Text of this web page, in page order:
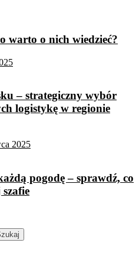
warto o nich wiedzieć?
– strategiczny wybór
logistykę w regionie
2025
pogodę – sprawdź, co